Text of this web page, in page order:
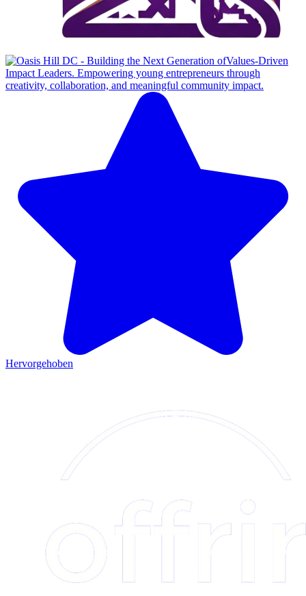
Hervorgehoben